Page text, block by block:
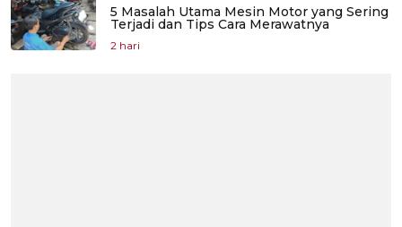
5 Masalah Utama Mesin Motor yang Sering
Terjadi dan Tips Cara Merawatnya
2 hari